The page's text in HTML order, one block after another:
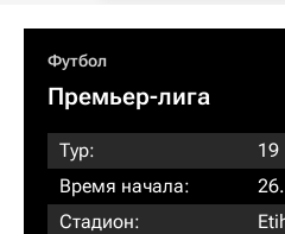
Футбол
Премьер-лига
Тур:
19
Время начала:
Стадион: